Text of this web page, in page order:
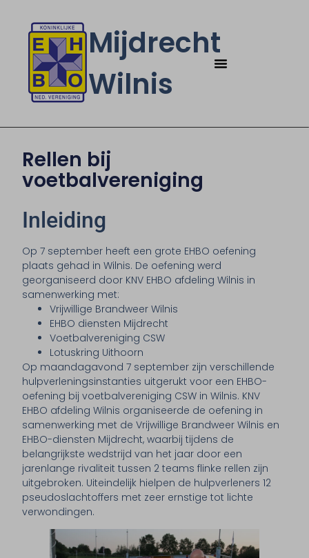
Mijdrecht
Wilnis
Rellen bij
voetbalvereniging
Inleiding
Op 7 september heeft een grote EHBO oefening
plaats gehad in Wilnis. De oefening werd
georganiseerd door KNV EHBO afdeling Wilnis in
samenwerking met:
Vrijwillige Brandweer Wilnis
EHBO diensten Mijdrecht
Voetbalvereniging CSW
Lotuskring Uithoorn
Op maandagavond 7 september zijn verschillende
hulpverleningsinstanties uitgerukt voor een EHBO-
oefening bij voetbalvereniging CSW in Wilnis. KNV
EHBO afdeling Wilnis organiseerde de oefening in
samenwerking met de Vrijwillige Brandweer Wilnis en
EHBO-diensten Mijdrecht, waarbij tijdens de
belangrijkste wedstrijd van het jaar door een
jarenlange rivaliteit tussen 2 teams flinke rellen zijn
uitgebroken. Uiteindelijk hielpen de hulpverleners 12
pseudoslachtoffers met zeer ernstige tot lichte
verwondingen.